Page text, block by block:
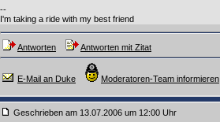
--
I'm taking a ride with my best friend
Antworten Antworten mit Zitat
E-Mail an Duke Moderatoren-Team informieren
Geschrieben am 13.07.2006 um 12:00 Uhr